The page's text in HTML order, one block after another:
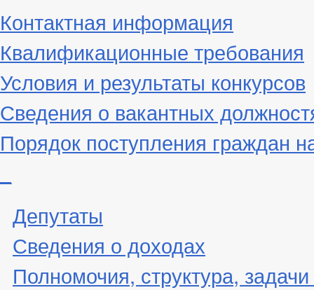
Контактная информация
Квалификационные требования
Условия и результаты конкурсов
Сведения о вакантных
Порядок поступления граждан
Депутаты
Сведения о доходах
Полномочия, структура,